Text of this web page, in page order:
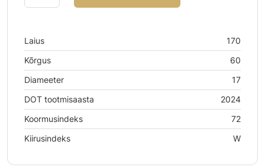
Laius
170
Kõrgus
60
Diameeter
17
DOT tootmisaasta
2024
Koormusindeks
72
Kiirusindeks
W